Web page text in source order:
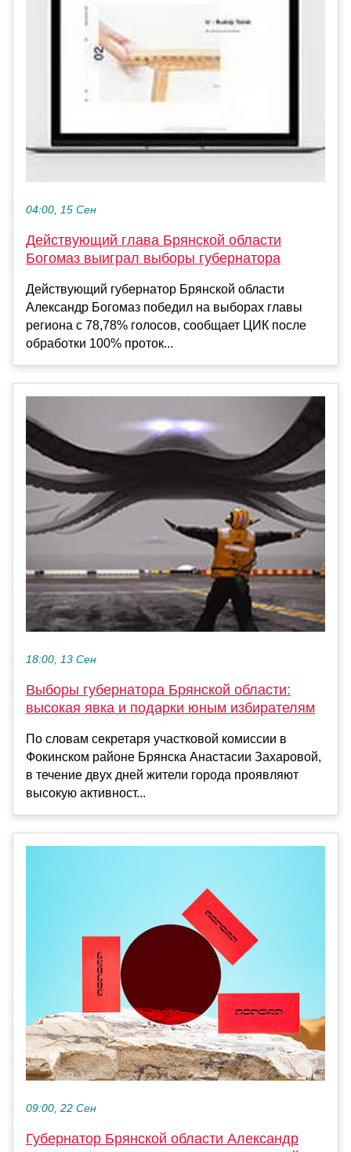
04:00, 15 Сен
Действующий глава Брянской области
Богомаз выиграл выборы губернатора
Действующий губернатор Брянской области
Александр Богомаз победил на выборах главы
региона с 78,78% голосов, сообщает ЦИК после
обработки 100% проток...
18:00, 13 Сен
Выборы губернатора Брянской области:
высокая явка и подарки юным избирателям
По словам секретаря участковой комиссии в
Фокинском районе Брянска Анастасии Захаровой,
в течение двух дней жители города проявляют
высокую активност...
09:00, 22 Сен
Губернатор Брянской области Александр